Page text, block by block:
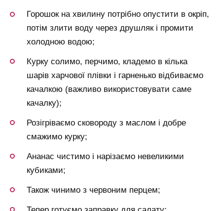
Горошок на хвилину потрібно опустити в окріп,
потім злити воду через друшляк і промити
холодною водою;
Курку солимо, перчимо, кладемо в кілька
шарів харчової плівки і гарненько відбиваємо
качалкою (важливо використовувати саме
качалку);
Розігріваємо сковороду з маслом і добре
смажимо курку;
Ананас чистимо і нарізаємо невеликими
кубиками;
Також чинимо з червоним перцем;